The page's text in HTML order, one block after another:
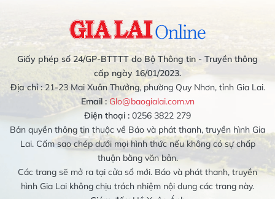
Giấy phép số 24/GP-BTTTT do Bộ Thông tin - Truyền thông
cấp ngày 16/01/2023.
Địa chỉ :21-23 Mai Xuân Thưởng, phường Quy Nhơn, tỉnh Gia Lai.
Email : Glo@baogialai.com.vn
Điện thoại : 0256 3822 279
Bản quyền thông tin thuộc về Báo và phát thanh, truyền hình Gia
Lai. Cấm sao chép dưới mọi hình thức nếu không có sự chấp
thuận bằng văn bản.
Các trang sẽ mở ra tại cửa sổ mới. Báo và phát thanh, truyền
hình Gia Lai không chịu trách nhiệm nội dung các trang này.